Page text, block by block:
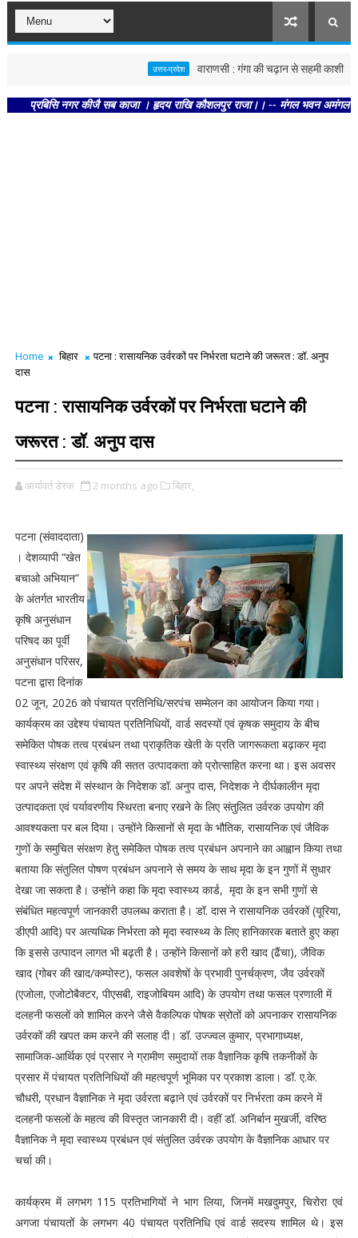
उत्तर-प्रदेश वाराणसी : गंगा की चढ़ान से सहमी काशी : छूने को
नगर कीजै सब काजा । हृदय राखि कौशलपुर राजा।। -- मंगल भवन अमंगल हारी।
Home बिहार
पटना : रासायनिक उर्वरकों पर निर्भरता घटाने की जरूरत : डॉ. अनुप
दास
पटना : रासायनिक उर्वरकों पर निर्भरता घटाने की
जरूरत : डॉ. अनुप दास
आर्यावर्त डेस्क 2 months ago बिहार,
पटना (संवाददाता)
। देशव्यापी “खेत
बचाओ अभियान”
के अंतर्गत भारतीय
कृषि अनुसंधान
परिषद का पूर्वी
अनुसंधान परिसर,
पटना द्वारा दिनांक
02 जून, 2026 को पंचायत प्रतिनिधि/सरपंच सम्मेलन का आयोजन किया गया।
कार्यक्रम का उद्देश्य पंचायत प्रतिनिधियों, वार्ड सदस्यों एवं कृषक समुदाय के बीच
समेकित पोषक तत्व प्रबंधन तथा प्राकृतिक खेती के प्रति जागरूकता बढ़ाकर मृदा
स्वास्थ्य संरक्षण एवं कृषि की सतत उत्पादकता को प्रोत्साहित करना था। इस अवसर
पर अपने संदेश में संस्थान के निदेशक डॉ. अनुप दास, निदेशक ने दीर्घकालीन मृदा
उत्पादकता एवं पर्यावरणीय स्थिरता बनाए रखने के लिए संतुलित उर्वरक उपयोग की
आवश्यकता पर बल दिया। उन्होंने किसानों से मृदा के भौतिक, रासायनिक एवं जैविक
गुणों के समुचित संरक्षण हेतु समेकित पोषक तत्व प्रबंधन अपनाने का आह्वान किया तथा
बताया कि संतुलित पोषण प्रबंधन अपनाने से समय के साथ मृदा के इन गुणों में सुधार
देखा जा सकता है। उन्होंने कहा कि मृदा स्वास्थ्य कार्ड, मृदा के इन सभी गुणों से
संबंधित महत्वपूर्ण जानकारी उपलब्ध कराता है। डॉ. दास ने रासायनिक उर्वरकों (यूरिया,
डीएपी आदि) पर अत्यधिक निर्भरता को मृदा स्वास्थ्य के लिए हानिकारक बताते हुए कहा
कि इससे उत्पादन लागत भी बढ़ती है। उन्होंने किसानों को हरी खाद (ढैंचा), जैविक
खाद (गोबर की खाद/कम्पोस्ट), फसल अवशेषों के प्रभावी पुनर्चक्रण, जैव उर्वरकों
(एजोला, एजोटोबैक्टर, पीएसबी, राइजोबियम आदि) के उपयोग तथा फसल प्रणाली में
दलहनी फसलों को शामिल करने जैसे वैकल्पिक पोषक स्रोतों को अपनाकर रासायनिक
उर्वरकों की खपत कम करने की सलाह दी। डॉ. उज्ज्वल कुमार, प्रभागाध्यक्ष,
सामाजिक-आर्थिक एवं प्रसार ने ग्रामीण समुदायों तक वैज्ञानिक कृषि तकनीकों के
प्रसार में पंचायत प्रतिनिधियों की महत्वपूर्ण भूमिका पर प्रकाश डाला। डॉ. ए.के.
चौधरी, प्रधान वैज्ञानिक ने मृदा उर्वरता बढ़ाने एवं उर्वरकों पर निर्भरता कम करने में
दलहनी फसलों के महत्व की विस्तृत जानकारी दी। वहीं डॉ. अनिर्बान मुखर्जी, वरिष्ठ
वैज्ञानिक ने मृदा स्वास्थ्य प्रबंधन एवं संतुलित उर्वरक उपयोग के वैज्ञानिक आधार पर
चर्चा की।
कार्यक्रम में लगभग 115 प्रतिभागियों ने भाग लिया, जिनमें मखदुमपुर, चिरोरा एवं
अगजा पंचायतों के लगभग 40 पंचायत प्रतिनिधि एवं वार्ड सदस्य शामिल थे। इस